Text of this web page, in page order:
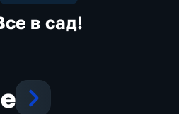
в сад!